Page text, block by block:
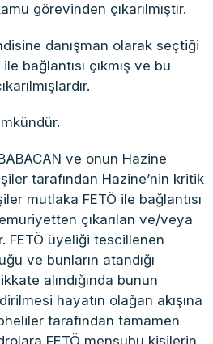
görevinden çıkarılmıştır.
danışman olarak seçtiği
bağlantısı çıkmış ve bu
ve onun Hazine
tarafından Hazine’nin kritik
mutlaka FETÖ ile bağlantısı
çıkarılan ve/veya
FETÖ üyeliği tescillenen
ve bunların atandığı
alındığında bunun
hayatın olağan akışına
tarafından tamamen